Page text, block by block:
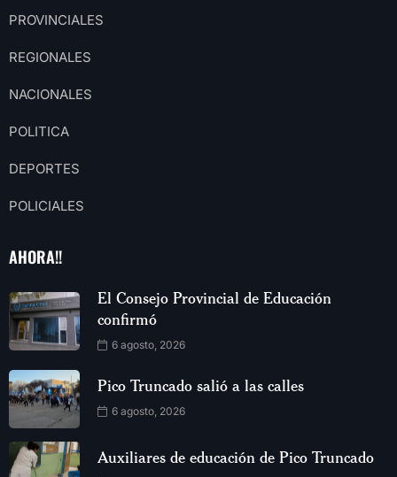
PROVINCIALES
REGIONALES
NACIONALES
POLITICA
DEPORTES
POLICIALES
AHORA!!
El Consejo Provincial de Educación
confirmó
6 agosto, 2026
Pico Truncado salió a las calles
6 agosto, 2026
Auxiliares de educación de Pico Truncado